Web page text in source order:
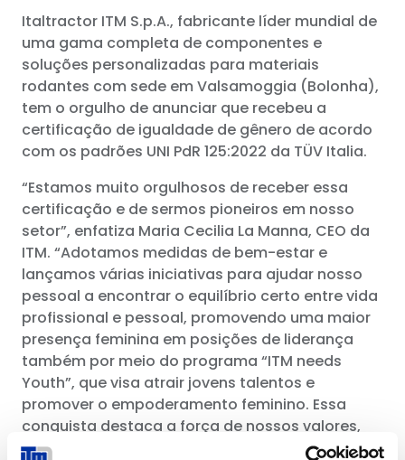
Italtractor ITM S.p.A., fabricante líder mundial de
uma gama completa de componentes e
soluções personalizadas para materiais
rodantes com sede em Valsamoggia (Bolonha),
tem o orgulho de anunciar que recebeu a
certificação de igualdade de gênero de acordo
com os padrões UNI PdR 125:2022 da TÜV Italia.
“Estamos muito orgulhosos de receber essa
certificação e de sermos pioneiros em nosso
setor”, enfatiza Maria Cecilia La Manna, CEO da
ITM. “Adotamos medidas de bem-estar e
lançamos várias iniciativas para ajudar nosso
pessoal a encontrar o equilíbrio certo entre vida
profissional e pessoal, promovendo uma maior
presença feminina em posições de liderança
também por meio do programa “ITM needs
Youth”, que visa atrair jovens talentos e
promover o empoderamento feminino. Essa
conquista destaca a força de nossos valores,
nosso código de ética e nossas políticas.”